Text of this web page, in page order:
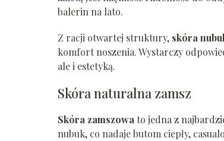
balerin na lato.
Z racji otwartej struktury, skóra
komfort noszenia. Wystarczy
ale i estetyką.
Skóra naturalna zamsz
Skóra zamszowato jedna z
nubuk, co nadaje butom ciepły,